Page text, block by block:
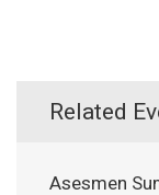
Related
Asesmen